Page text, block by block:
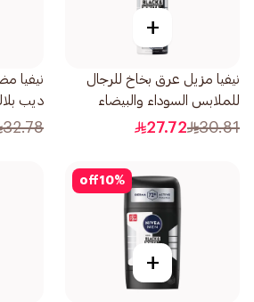
+
نيفيا مزيل عرق بخاخ للرجال
للملابس السوداء والبيضاء
الأصلي 150مل
30.81
27.72
نيفيا
ديب بلاك
32.78
10%
off
+